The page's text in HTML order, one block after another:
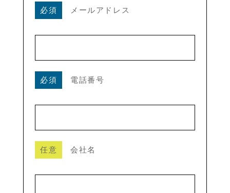
必須 メールアドレス
必須 電話番号
任意 会社名